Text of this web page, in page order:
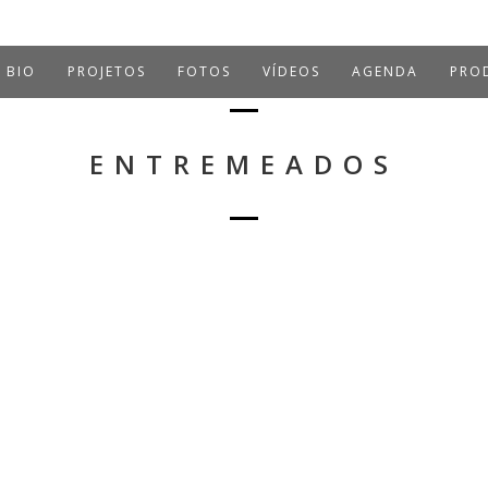
BIO PROJETOS FOTOS VÍDEOS AGENDA
ENTREMEADOS